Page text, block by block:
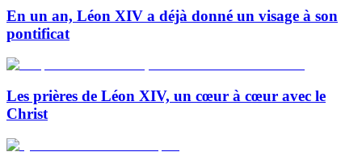
En un an, Léon XIV a déjà donné un visage à son
pontificat
Les prières de Léon XIV, un cœur à cœur avec le
Christ